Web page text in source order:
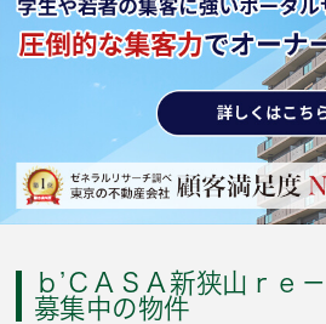
ｂ’ＣＡＳＡ新狭山ｒｅ
募集中の物件